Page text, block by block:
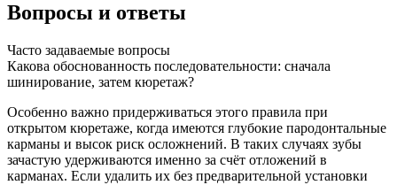
Вопросы и ответы
Часто задаваемые вопросы
Какова обоснованность последовательности: сначала
шинирование, затем кюретаж?
Особенно важно придерживаться этого правила при
открытом кюретаже, когда имеются глубокие пародонтальные
карманы и высок риск осложнений. В таких случаях зубы
зачастую удерживаются именно за счёт отложений в
карманах. Если удалить их без предварительной установки